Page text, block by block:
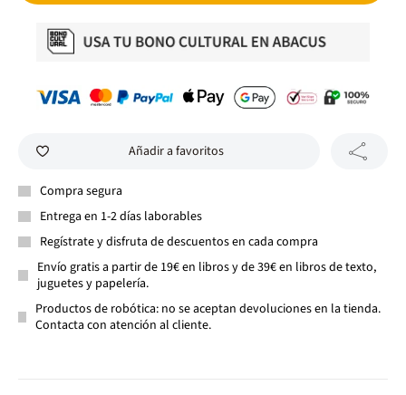
Añadir a favoritos
Compra segura
Entrega en 1-2 días laborables
Regístrate y disfruta de descuentos en cada compra
Envío gratis a partir de 19€ en libros y de 39€ en libros de texto,
juguetes y papelería.
Productos de robótica: no se aceptan devoluciones en la tienda.
Contacta con atención al cliente.